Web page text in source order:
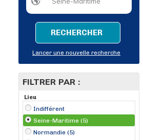
RECHERCHER
Lancer une nouvelle recherche
FILTRER PAR :
Lieu
Indifférent
Seine-Maritime (5)
Normandie (5)